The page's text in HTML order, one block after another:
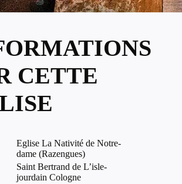
CETTE
Eglise La Nativité de Notre-
dame (Razengues)
Saint Bertrand de L’isle-
jourdain Cologne